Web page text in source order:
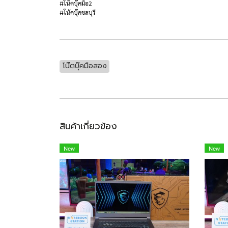
#โน๊ตบุ๊คมือ2
#โน้คบุ๊คชลบุรี
โน๊ตบุ๊คมือสอง
สินค้าเกี่ยวข้อง
New New